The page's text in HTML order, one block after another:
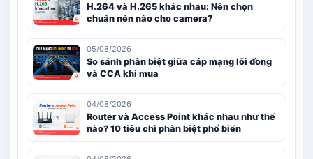
H.264 và H.265 khác nhau: Nên chọn
chuẩn nén nào cho camera?
05/08/2026
So sánh phân biệt giữa cáp mạng lõi đồng
và CCA khi mua
04/08/2026
Router và Access Point khác nhau như thế
nào? 10 tiêu chi phân biệt phổ biến